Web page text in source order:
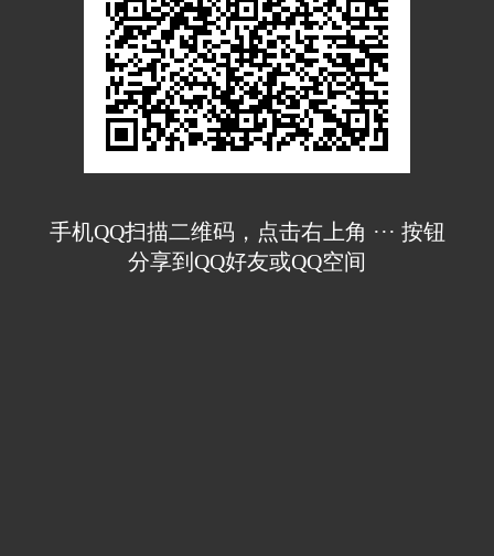
手机QQ扫描二维码，点击右上角 ··· 按钮
分享到QQ好友或QQ空间